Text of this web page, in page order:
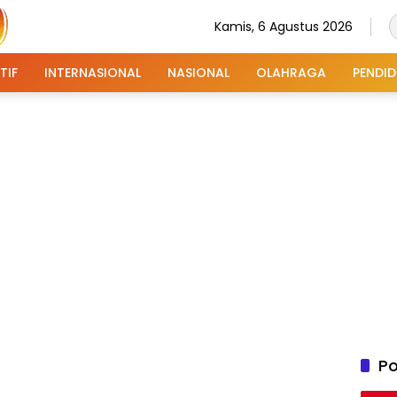
Kamis, 6 Agustus 2026
INTERNASIONAL NASIONAL OLAHRAGA